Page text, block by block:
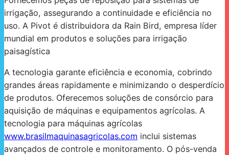
irrigação, assegurando a continuidade e eficiência no
uso. A Pivot é distribuidora da Rain Bird, empresa líder
mundial em produtos e soluções para irrigação
paisagística
A tecnologia garante eficiência e economia, cobrindo
grandes áreas rapidamente e minimizando o desperdício
de produtos. Oferecemos soluções de consórcio para
aquisição de máquinas e equipamentos agrícolas. A
tecnologia para máquinas agrícolas
www.brasilmaquinasagricolas.com inclui sistemas
avançados de controle e monitoramento. O pós-venda